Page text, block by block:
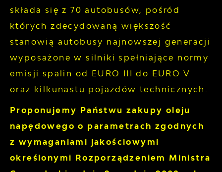
składa się z 70 autobusów, pośród
których zdecydowaną większość
stanowią autobusy najnowszej generacji
wyposażone w silniki spełniające normy
emisji spalin od EURO III do EURO V
oraz kilkunastu pojazdów technicznych.
Proponujemy Państwu zakupy oleju
napędowego o parametrach zgodnych
z wymaganiami jakościowymi
określonymi Rozporządzeniem Ministra